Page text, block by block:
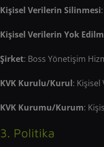
Kişisel Verilerin Silinmesi
Kişisel Verilerin Yok
Şirket: Boss Yönetişim
KVK Kurulu/Kurul:
KVK Kurumu/Kurum:
3. Politika